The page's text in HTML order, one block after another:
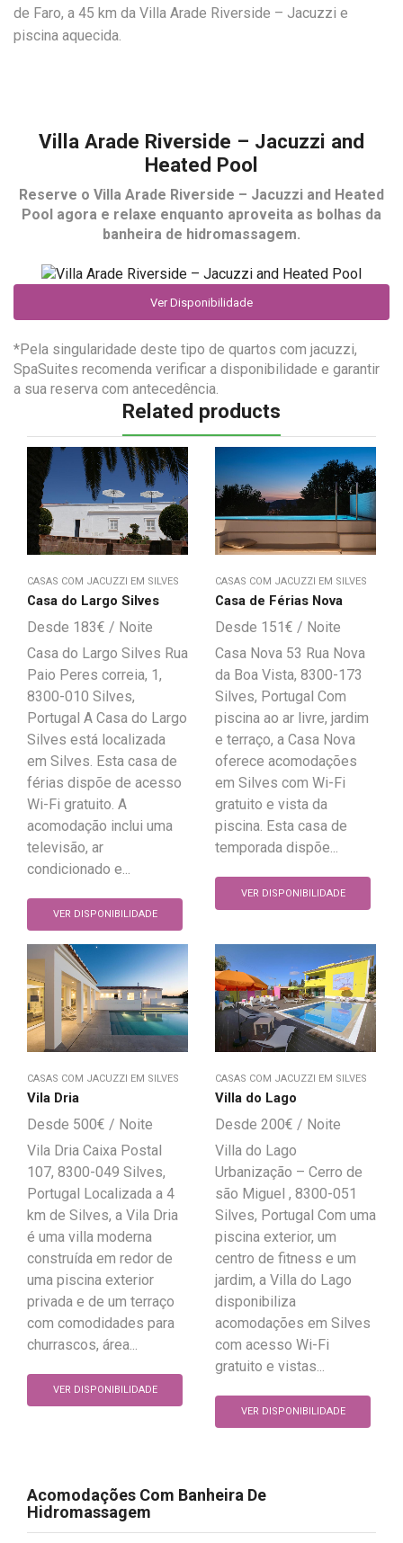
de Faro, a 45 km da Villa Arade Riverside – Jacuzzi e
piscina aquecida.
Villa Arade Riverside – Jacuzzi and
Heated Pool
Reserve o Villa Arade Riverside – Jacuzzi and Heated
Pool agora e relaxe enquanto aproveita as bolhas da
banheira de hidromassagem.
Ver Disponibilidade
*Pela singularidade deste tipo de quartos com jacuzzi,
SpaSuites recomenda verificar a disponibilidade e garantir
a sua reserva com antecedência.
Related products
CASAS COM JACUZZI EM SILVES
Casa do Largo Silves
183€
Casa do Largo Silves Rua
Paio Peres correia, 1,
8300-010 Silves,
Portugal A Casa do Largo
Silves está localizada
em Silves. Esta casa de
férias dispõe de acesso
Wi-Fi gratuito. A
acomodação inclui uma
televisão, ar
condicionado e...
VER DISPONIBILIDADE
CASAS COM JACUZZI EM SILVES
Casa de Férias Nova
151€
Casa Nova 53 Rua Nova
da Boa Vista, 8300-173
Silves, Portugal Com
piscina ao ar livre, jardim
e terraço, a Casa Nova
oferece acomodações
em Silves com Wi-Fi
gratuito e vista da
piscina. Esta casa de
temporada dispõe...
VER DISPONIBILIDADE
CASAS COM JACUZZI EM SILVES
Vila Dria
500€
Vila Dria Caixa Postal
107, 8300-049 Silves,
Portugal Localizada a 4
km de Silves, a Vila Dria
é uma villa moderna
construída em redor de
uma piscina exterior
privada e de um terraço
com comodidades para
churrascos, área...
VER DISPONIBILIDADE
CASAS COM JACUZZI EM SILVES
Villa do Lago
200€
Villa do Lago
Urbanização – Cerro de
são Miguel , 8300-051
Silves, Portugal Com uma
piscina exterior, um
centro de fitness e um
jardim, a Villa do Lago
disponibiliza
acomodações em Silves
com acesso Wi-Fi
gratuito e vistas...
VER DISPONIBILIDADE
Acomodações Com Banheira De
Hidromassagem